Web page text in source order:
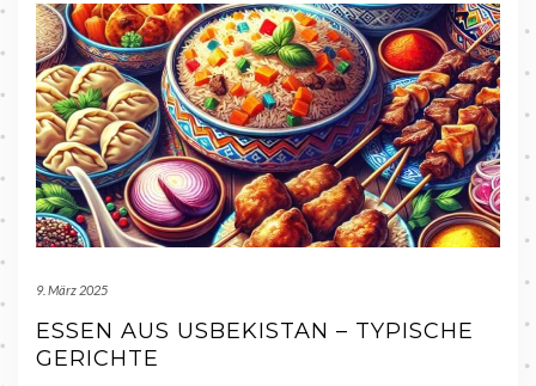
9. März 2025
ESSEN AUS USBEKISTAN – TYPISCHE
GERICHTE